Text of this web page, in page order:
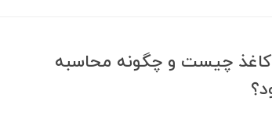
کاغذ چیست و چگونه محاسبه